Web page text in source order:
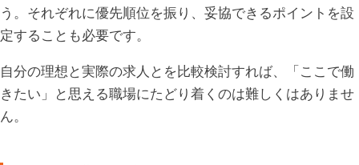
う。それぞれに優先順位を振り、妥協できるポイントを設
定することも必要です。
自分の理想と実際の求人とを比較検討すれば、「ここで働
きたい」と思える職場にたどり着くのは難しくはありませ
ん。